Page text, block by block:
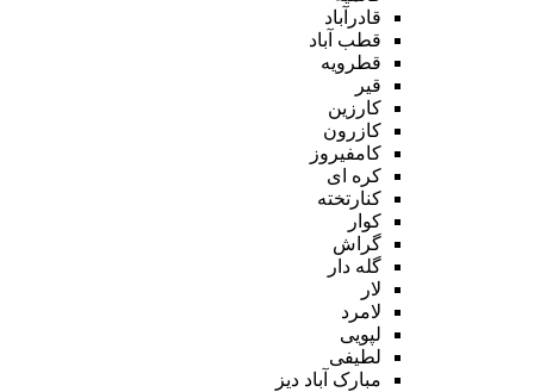
قادرآباد
قطب آباد
قطرویه
قیر
کارزین
کازرون
کامفیروز
کره ای
کنارتخته
کوار
گراش
گله دار
لار
لامرد
لپویی
لطیفی
مبارک آباد دیز